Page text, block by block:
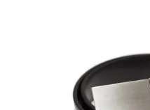
wojskowe?"